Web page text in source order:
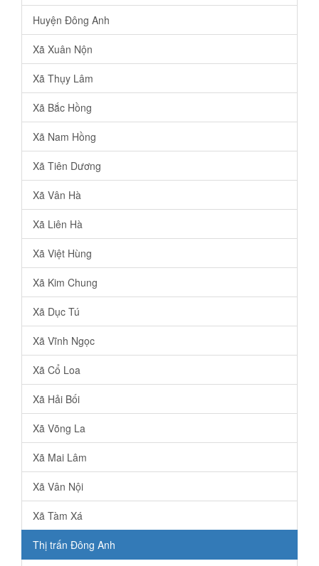
Huyện Đông Anh
Xã Xuân Nộn
Xã Thụy Lâm
Xã Bắc Hồng
Xã Nam Hồng
Xã Tiên Dương
Xã Vân Hà
Xã Liên Hà
Xã Việt Hùng
Xã Kim Chung
Xã Dục Tú
Xã Vĩnh Ngọc
Xã Cổ Loa
Xã Hải Bối
Xã Võng La
Xã Mai Lâm
Xã Vân Nội
Xã Tàm Xá
Thị trấn Đông Anh